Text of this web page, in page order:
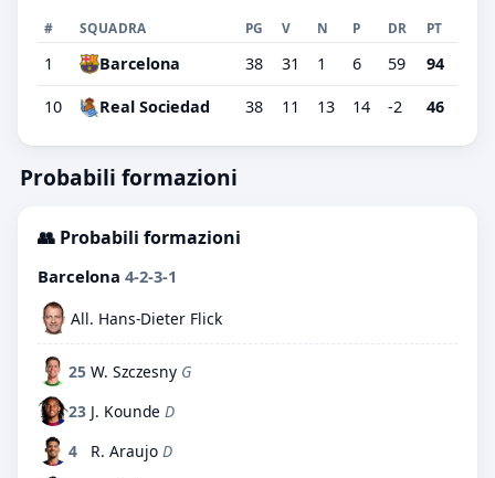
# SQUADRA PG V N P DR PT
1 Barcelona 38 31 1 6 59 94
10 Real Sociedad 38 11 13 14 -2 46
Probabili formazioni
👥 Probabili formazioni
Barcelona 4-2-3-1
All. Hans-Dieter Flick
25 W. Szczesny G
23 J. Kounde D
4
R. Araujo D